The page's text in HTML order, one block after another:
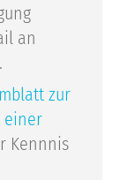
an
zur
einer
Kennnis